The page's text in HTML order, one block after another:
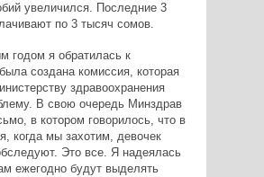
увеличился. Последние 3
по 3 тысяч сомов.
годом я обратилась к
создана комиссия, которая
здравоохранения
В свою очередь Минздрав
в котором говорилось, что в
когда мы захотим, девочек
Это все. Я надеялась
ежегодно будут выделять